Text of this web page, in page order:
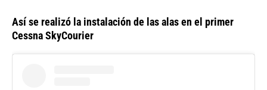
Así se realizó la instalación de las alas en el primer
Cessna SkyCourier